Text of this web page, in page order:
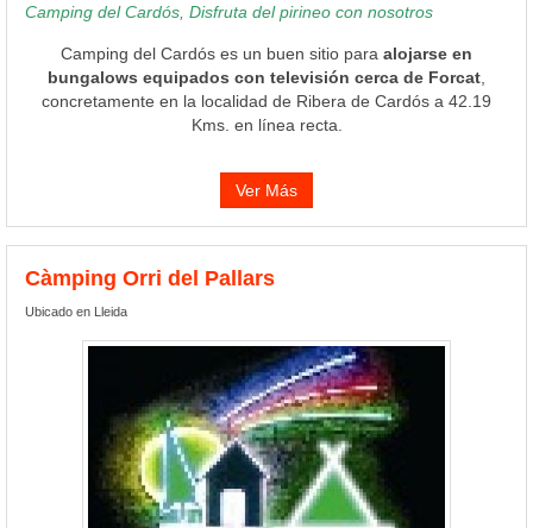
Camping del Cardós, Disfruta del pirineo con nosotros
Camping del Cardós es un buen sitio para alojarse en
bungalows equipados con televisión cerca de Forcat
concretamente en la localidad de Ribera de Cardós a 42.19
Kms. en línea recta.
Ver Más
Càmping Orri del Pallars
Ubicado en Lleida